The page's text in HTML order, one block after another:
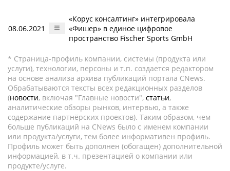
08.06.2021
«Корус консалтинг» интегрировала
«Фишер» в единое цифровое
пространство Fischer Sports GmbH
* Страница-профиль компании, системы (продукта или
услуги), технологии, персоны и т.п. создается редактором
на основе анализа архива публикаций портала CNews.
Обрабатываются тексты всех редакционных разделов
(новости, включая "Главные новости", статьи,
аналитические обзоры рынков, интервью, а также
содержание партнёрских проектов). Таким образом, чем
больше публикаций на CNews было с именем компании
или продукта/услуги, тем более информативен профиль.
Профиль может быть дополнен (обогащен) дополнительной
информацией, в т.ч. презентацией о компании или
продукте/услуге.